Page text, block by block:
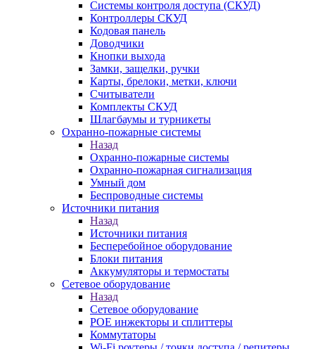
Системы контроля доступа (СКУД)
Контроллеры СКУД
Кодовая панель
Доводчики
Кнопки выхода
Замки, защелки, ручки
Карты, брелоки, метки, ключи
Считыватели
Комплекты СКУД
Шлагбаумы и турникеты
Охранно-пожарные системы
Назад
Охранно-пожарные системы
Охранно-пожарная сигнализация
Умный дом
Беспроводные системы
Источники питания
Назад
Источники питания
Бесперебойное оборудование
Блоки питания
Аккумуляторы и термостаты
Сетевое оборудование
Назад
Сетевое оборудование
POE инжекторы и сплиттеры
Коммутаторы